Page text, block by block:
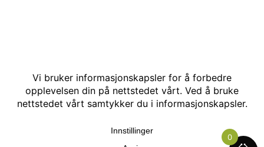
Hjemmesidehelten
0